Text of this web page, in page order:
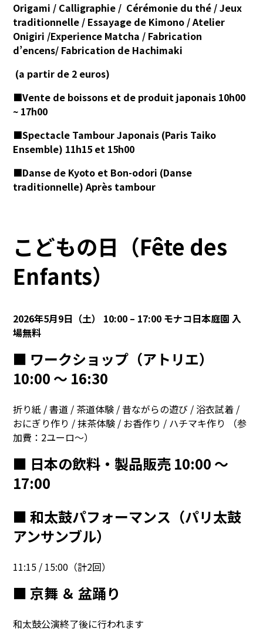
Origami / Calligraphie / Cérémonie du thé / Jeux
traditionnelle / Essayage de Kimono / Atelier
Onigiri /Experience Matcha / Fabrication
d’encens/ Fabrication de Hachimaki
(a partir de 2 euros)
■Vente de boissons et de produit japonais 10h00
~ 17h00
■Spectacle Tambour Japonais (Paris Taiko
Ensemble) 11h15 et 15h00
■Danse de Kyoto et Bon-odori (Danse
traditionnelle) Après tambour
こどもの日（Fête des
Enfants）
2026年5月9日（土） 10:00 – 17:00 モナコ日本庭園 入
場無料
■ ワークショップ（アトリエ）
10:00 〜 16:30
折り紙 / 書道 / 茶道体験 / 昔ながらの遊び / 浴衣試着 /
おにぎり作り / 抹茶体験 / お香作り / ハチマキ作り （参
加費：2ユーロ〜）
■ 日本の飲料・製品販売 10:00 〜
17:00
■ 和太鼓パフォーマンス（パリ太鼓
アンサンブル）
11:15 / 15:00（計2回）
■ 京舞 ＆ 盆踊り
和太鼓公演終了後に行われます